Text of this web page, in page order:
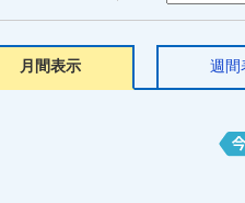
月間表示 週間